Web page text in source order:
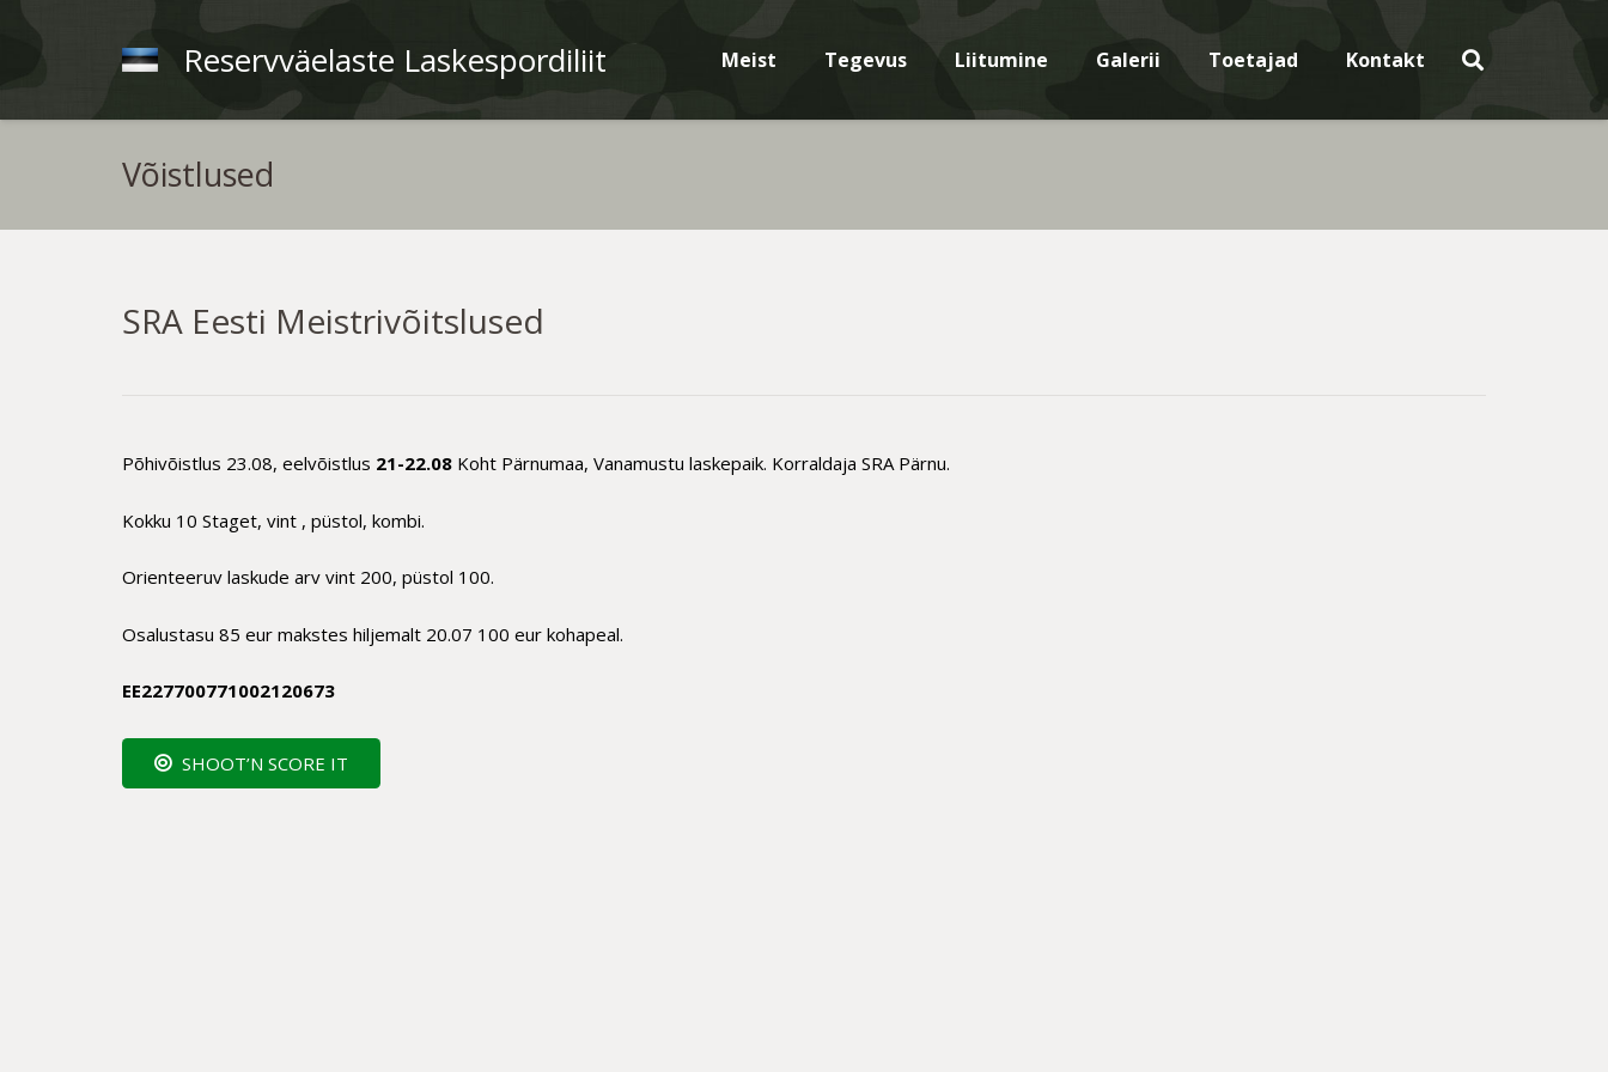
Reservväelaste Laskespordiliit Meist Tegevus Liitumine Galerii Toetajad Kontakt
Võistlused
SRA Eesti Meistrivõitslused
Põhivõistlus 23.08, eelvõistlus 21-22.08 Koht Pärnumaa, Vanamustu laskepaik. Korraldaja SRA Pärnu.
Kokku 10 Staget, vint , püstol, kombi.
Orienteeruv laskude arv vint 200, püstol 100.
Osalustasu 85 eur makstes hiljemalt 20.07 100 eur kohapeal.
EE227700771002120673
SHOOT’N SCORE IT